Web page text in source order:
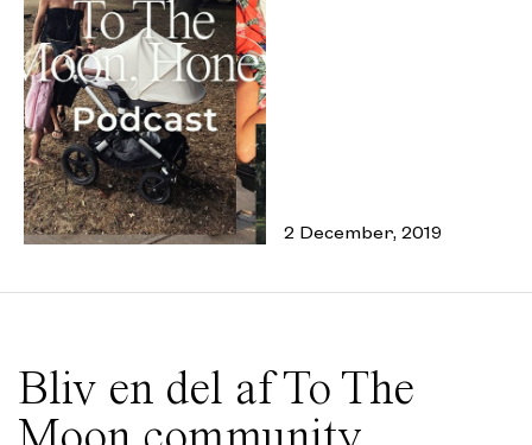
2 December, 2019
Bliv en del af To The